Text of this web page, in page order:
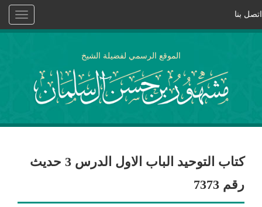
Toggle
اتصل بنا
الموقع الرسمي لفضيلة الشيخ
كتاب التوحيد الباب الاول الدرس 3 حديث
رقم 7373